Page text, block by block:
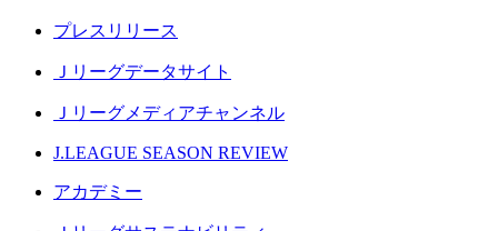
プレスリリース
Ｊリーグデータサイト
Ｊリーグメディアチャンネル
J.LEAGUE SEASON REVIEW
アカデミー